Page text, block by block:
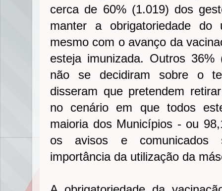
cerca de 60% (1.019) dos
manter a obrigatoriedade
mesmo com o avanço da
esteja imunizada. Outros
não se decidiram sobre o
disseram que pretendem
no cenário em que todos
maioria dos Municípios - ou
os avisos e comunicados
importância da utilização da